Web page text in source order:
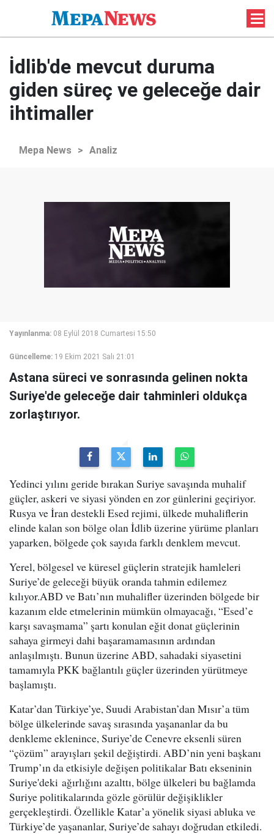
İdlib'de mevcut duruma
giden süreç ve geleceğe dair
ihtimaller
Mepa News > Analiz
Yayınlanma: 08 Eylül 2018 Cumartesi 15:50
Güncelleme: 19 Ekim 2021 Salı 21:01
Astana süreci ve sonrasında gelinen nokta
Suriye'de geleceğe dair tahminleri oldukça
zorlaştırıyor.
Yedinci yılını geride bırakan Suriye savaşında muhalif
güçler, askeri ve siyasi yönden en zor günlerini geçiriyor.
Rusya ve İran destekli Esed rejimi, ülkede muhaliflerin
elinde kalan son bölge olan İdlib üzerine yürüme planları
yaparken, bölgede çok sayıda farklı denklem mevcut.
Yerel, bölgesel ve küresel güçlerin stratejik hamleleri
Suriye’de geleceği büyük oranda tahmin edilemez
kılıyor.ABD ve Batı’nın muhalifler üzerinden bölgede bir
kazanım elde etmelerinin mümkün olmayacağı, “Esed’e
karşı savaşmama” şartı konulan eğit donat güçlerinin
sahaya girmeyi dahi başaramamasının ardından
anlaşılmıştı. Bunun üzerine ABD, sahadaki siyasetini
tamamıyla PKK bağlantılı güçler üzerinden yürütmeye
başlamıştı.
Katar’dan Türkiye’ye, Suudi Arabistan’dan Mısır’a tüm
bölge ülkelerinde savaş sırasında yaşananlar da bu
denkleme eklenince, Suriye’de Cenevre eksenli süren
“çözüm” arayışları şekil değiştirdi. ABD’nin yeni başkanı
Trump’ın da etkisiyle değişen politikalar Batı ekseninin
Suriye'deki ağırlığını azalttı, bölge ülkeleri bu bağlamda
Suriye politikalarında gözle görülür değişiklikler
gerçekleştirdi. Özellikle Katar’a yönelik siyasi abluka ve
Türkiye’de yaşananlar, Suriye’de sahayı doğrudan etkiledi.